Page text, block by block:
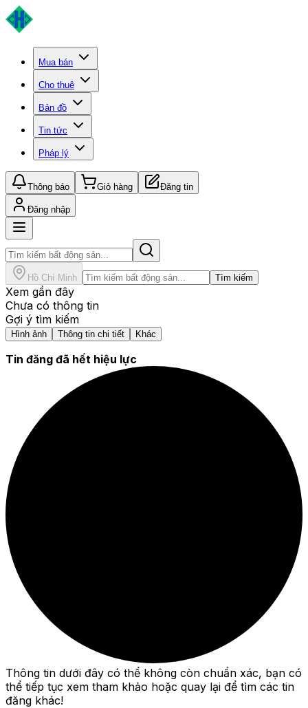
Mua bán
Cho thuê
Bản đồ
Tin tức
Pháp lý
Thông báo Giỏ hàng Đăng tin
Đăng nhập
Hồ Chí Minh Tìm kiếm
Xem gần đây
Chưa có thông tin
Gợi ý tìm kiếm
Hình ảnh Thông tin chi tiết Khác
Tin đăng đã hết hiệu lực
Thông tin dưới đây có thể không còn chuẩn xác, bạn có
thể tiếp tục xem tham khảo hoặc quay lại để tìm các tin
đăng khác!